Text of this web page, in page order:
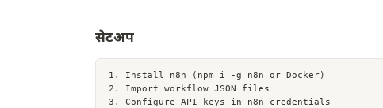
सेटअप
1. Install n8n (npm i -g n8n or Docker)
2. Import workflow JSON files
3. Configure API keys in n8n credentials